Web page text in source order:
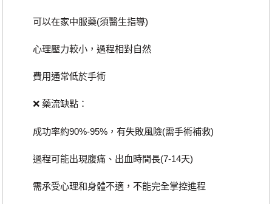
可以在家中服藥(須醫生指導)
心理壓力較小，過程相對自然
費用通常低於手術
❌ 藥流缺點：
成功率約90%-95%，有失敗風險(需手術補救)
過程可能出現腹痛、出血時間長(7-14天)
需承受心理和身體不適，不能完全掌控進程